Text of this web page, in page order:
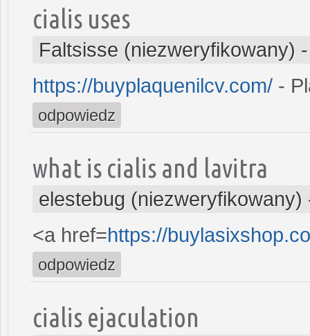
cialis uses
Faltsisse (niezweryfikowany)
https://buyplaquenilcv.com/ -
odpowiedz
what is cialis and lavitra
elestebug (niezweryfikowany)
<a href=https://
odpowiedz
cialis ejaculation